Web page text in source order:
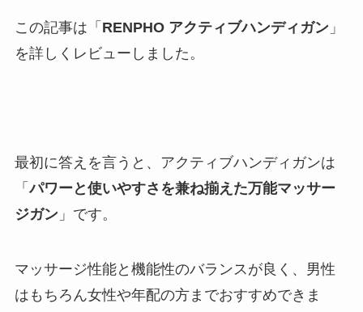
この記事は「 RENPHO アクティブハンディガン」
を詳しくレビューしました。
最初に答えを言うと、アクティブハンディガンは
「パワーと使いやすさを兼ね揃えた万能マッサー
ジガン」です。
マッサージ性能と機能性のバランスが良く、男性
はもちろん女性や年配の方までおすすめできま